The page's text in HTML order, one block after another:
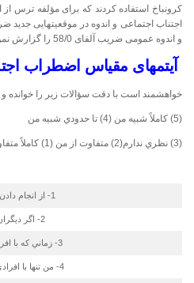
و اندوه عمومی ضريب آلفای 58/0 را گزارش نمودند.
آیتمهای مقياس اضطراب
خواهشمند است با دقت سؤالات زير را خوانده و
(5) كاملاً شبيه من (4) تا حدودي شبيه من
(3) نظري ندارم(2) متفاوت از من (1) كاملاً متفاوت از من
1- از انجام ‌دادن كارها در مقابل ديگران نگران مي‌شوم.
2- اگر ديگران با من شوخي كنند، نگران مي‌شوم.
3- زماني كه با افراد ناآشنا روبرو مي‌شوم، خجالت مي‌كشم.
4- من تنها با افرادي صحبت مي‌كنم كه آنان را خوب بشناسم.